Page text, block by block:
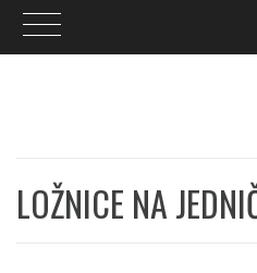
LOŽNICE NA